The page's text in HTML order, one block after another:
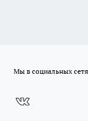
Мы в социальных